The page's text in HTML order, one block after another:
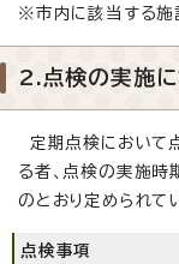
※市内に該当する施
2.点検の実施
定期点検において
る者、点検の実施時
のとおり定められて
点検事項